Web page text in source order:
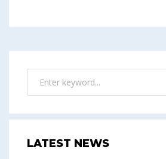
LATEST NEWS